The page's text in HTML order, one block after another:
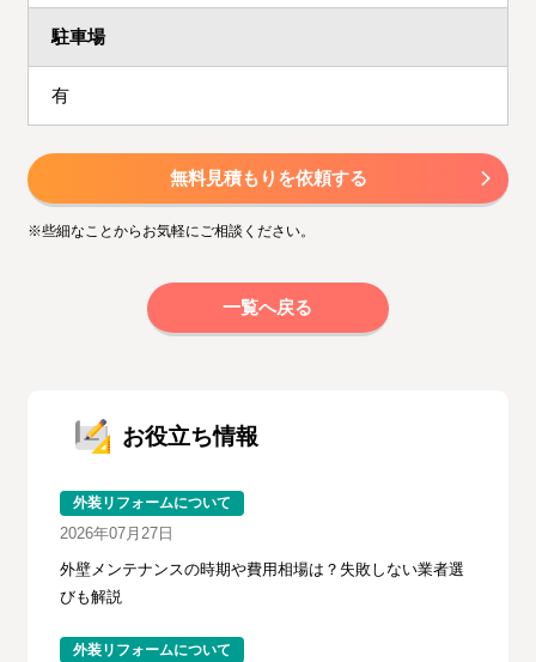
駐車場
有
無料見積もりを依頼する
※些細なことからお気軽にご相談ください。
一覧へ戻る
お役立ち情報
外装リフォームについて
2026年07月27日
外壁メンテナンスの時期や費用相場は？失敗しない業者選
びも解説
外装リフォームについて